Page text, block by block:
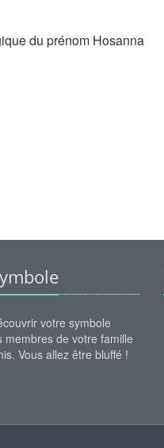
votre symbole
membres de votre famille
Vous allez être bluffé !